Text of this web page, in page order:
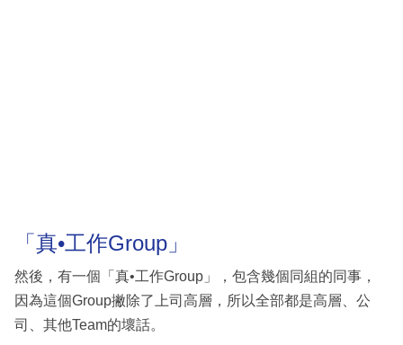
「真•工作Group」
然後，有一個「真•工作Group」，包含幾個同組的同事，
因為這個Group撇除了上司高層，所以全部都是高層、公
司、其他Team的壞話。